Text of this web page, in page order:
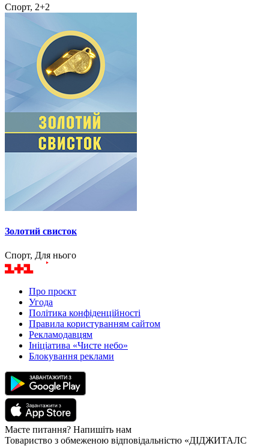
Спорт, 2+2
Золотий свисток
Спорт, Для нього
Про проєкт
Угода
Політика конфіденційності
Правила користуванням сайтом
Рекламодавцям
Ініціатива «Чисте небо»
Блокування реклами
Маєте питання? Напишіть нам
Товариство з обмеженою відповідальністю «ДІДЖИТАЛС